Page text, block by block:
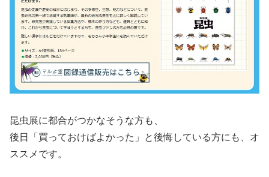
昆虫展に都合がつかなそうな方も、
後日「買っておけばよかった」と後悔している方にも、オ
ススメです。